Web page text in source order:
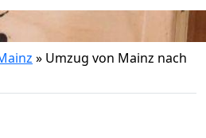
» Umzug von Mainz nach